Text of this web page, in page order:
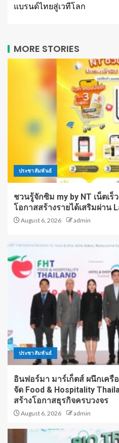
แบรนด์ไทยสู่เวทีโลก
MORE STORIES
ประชาสัมพันธ์
ชวนรู้จักซิม my by NT เน็ตเ
โอกาสสร้างรายได้เสริมผ่าน
August 6, 2026 admin
ประชาสัมพันธ์
อินฟอร์มา มาร์เก็ตส์ ผนึกเครื
จัด Food & Hospitality
สร้างโอกาสธุรกิจครบวงจร
August 6, 2026 admin